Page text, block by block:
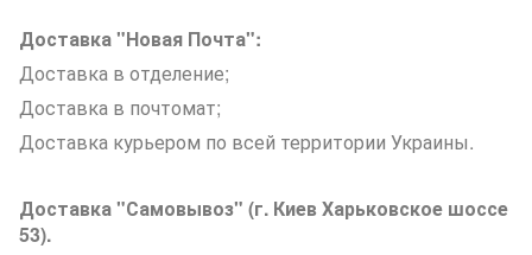
Доставка "Новая Почта":
Доставка в отделение;
Доставка в почтомат;
Доставка курьером по всей территории Украины.
Доставка "Самовывоз" (г. Киев Харьковское шоссе
53).